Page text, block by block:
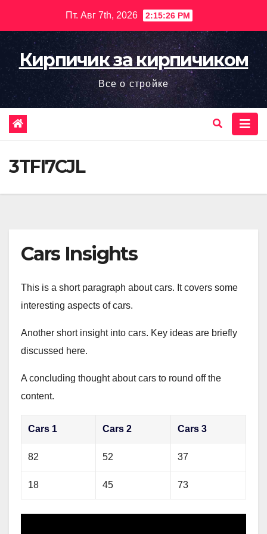
содержимому
Пт. Авг 7th, 2026 2:15:27 PM
Кирпичик за кирпичиком
Все о стройке
3TFI7CJL
Cars Insights
This is a short paragraph about cars. It covers some
interesting aspects of cars.
Another short insight into cars. Key ideas are briefly
discussed here.
A concluding thought about cars to round off the
content.
Cars 1 Cars 2 Cars 3
82 52 37
18 45 73